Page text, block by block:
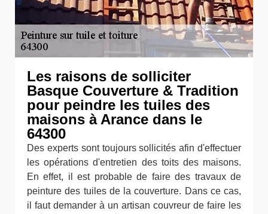
Les raisons de solliciter
Basque Couverture & Tradition
pour peindre les tuiles des
maisons à Arance dans le
64300
Des experts sont toujours sollicités afin d'effectuer
les opérations d'entretien des toits des maisons.
En effet, il est probable de faire des travaux de
peinture des tuiles de la couverture. Dans ce cas,
il faut demander à un artisan couvreur de faire les